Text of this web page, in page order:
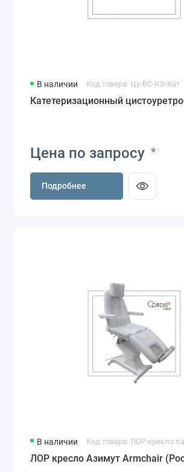
В наличии Код товара: Цу-ВС-КЭ-Кат
Катетеризационный
Цена по запросу *
Подробнее
В наличии
ЛОР кресло Азимут Armchair